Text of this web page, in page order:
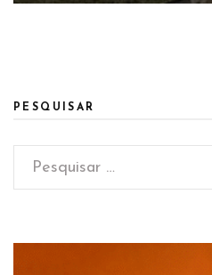
PESQUISAR
Pesquisar
por: